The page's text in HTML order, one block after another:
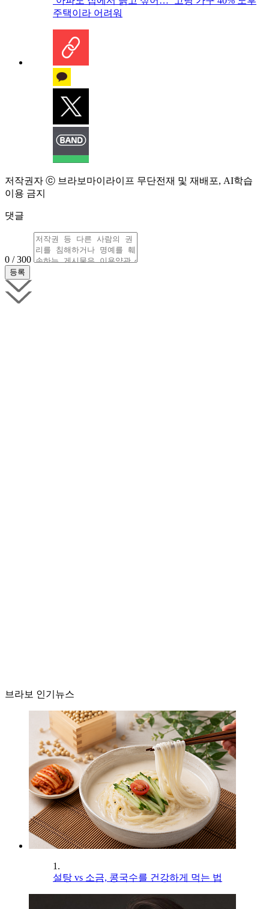
주택이라 어려워
저작권자 ⓒ 브라보마이라이프 무단전재 및 재배포, AI학습
이용 금지
댓글
0 / 300
브라보 인기뉴스
1.
설탕 vs 소금, 콩국수를 건강하게 먹는 법